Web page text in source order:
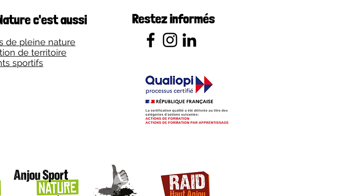
c'est aussi
de pleine nature
de territoire
sportifs
Restez informés